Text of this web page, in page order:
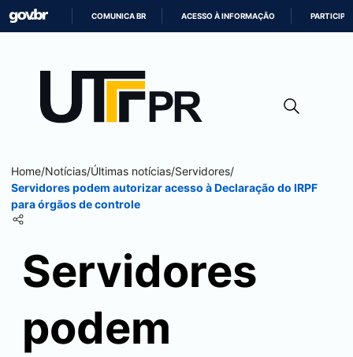
CONTEÚDO
COMUNICA BR ACESSO À INFORMAÇÃO PARTICIPE
Home/Notícias/Últimas notícias/Servidores/
Servidores podem autorizar acesso à Declaração do IRPF
para órgãos de controle
Servidores
podem